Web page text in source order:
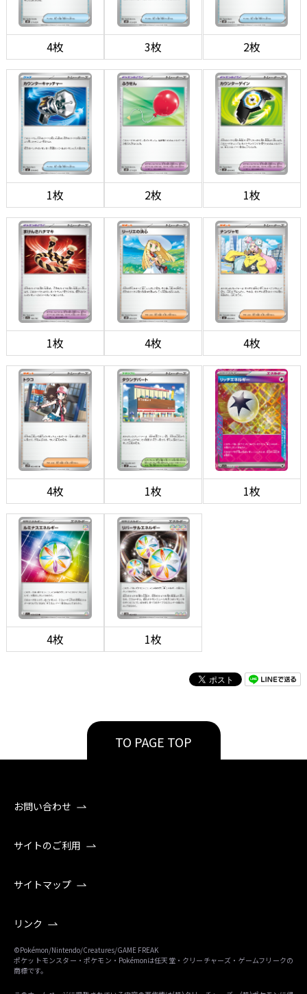
4枚 3枚 2枚
1枚 2枚 1枚
1枚 4枚 4枚
4枚 1枚 1枚
4枚 1枚
TO PAGE TOP
お問い合わせ
サイトのご利用
サイトマップ
リンク
©Pokémon/Nintendo/Creatures/GAME FREAK
ポケットモンスター・ポケモン・Pokémonは任天堂・クリーチャーズ・ゲームフリークの
商標です。